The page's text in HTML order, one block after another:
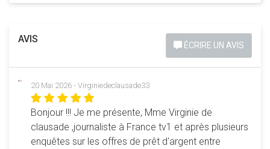
AVIS
ÉCRIRE UN AVIS
20 Mai 2026 - Virginiedeclausade33
Bonjour !!! Je me présente, Mme Virginie de
clausade ,journaliste à France tv1 et après plusieurs
enquêtes sur les offres de prêt d'argent entre